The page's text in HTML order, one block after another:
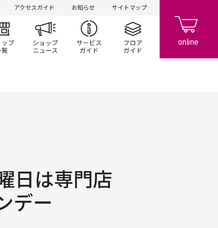
アクセスガイド お知らせ サイトマップ
/キャンペーン
ショップ一覧 ショップニュースサービスガイドフロアガイド
日は専門店
デー